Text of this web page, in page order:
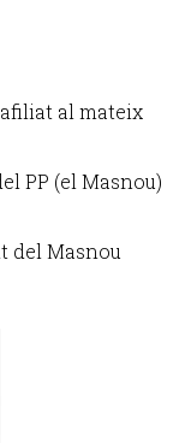
al mateix
PP (el Masnou)
del Masnou